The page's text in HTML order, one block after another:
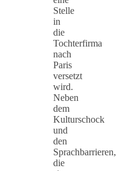
Stelle
in
die
Tochterfirma
nach
Paris
versetzt
wird.
Neben
dem
Kulturschock
und
den
Sprachbarrieren,
die